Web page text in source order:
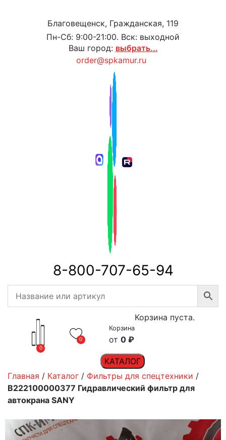
Благовещенск, Гражданская, 119
Пн-Сб: 9:00-21:00. Вск: выходной
Ваш город: выбрать...
order@spkamur.ru
8-800-707-65-94
0
0
Корзина
0 ₽
Корзина пуста.
КАТАЛОГ
Главная / Каталог / Фильтры для спецтехники /
B222100000377 Гидравлический фильтр для
автокрана SANY